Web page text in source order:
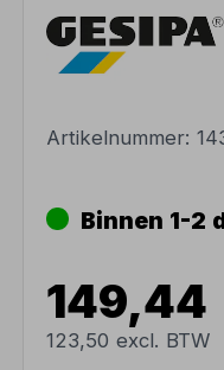
Artikelnummer:
Binnen 1-2
149,44
123,50 excl. BTW